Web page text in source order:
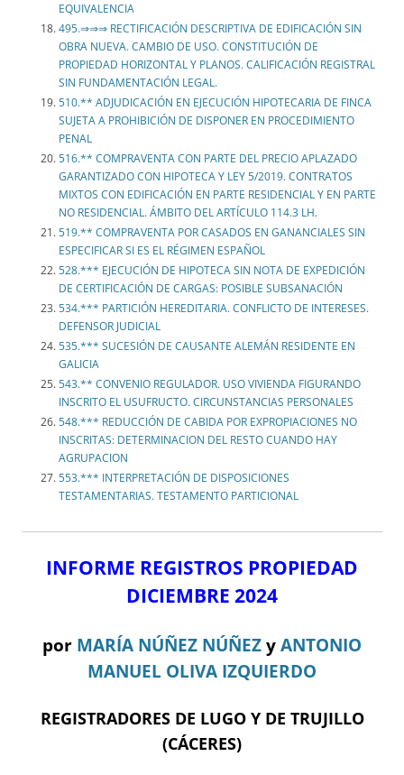
EQUIVALENCIA
495.⇒⇒⇒ RECTIFICACIÓN DESCRIPTIVA DE EDIFICACIÓN SIN
OBRA NUEVA. CAMBIO DE USO. CONSTITUCIÓN DE
PROPIEDAD HORIZONTAL Y PLANOS. CALIFICACIÓN REGISTRAL
SIN FUNDAMENTACIÓN LEGAL.
510.** ADJUDICACIÓN EN EJECUCIÓN HIPOTECARIA DE FINCA
SUJETA A PROHIBICIÓN DE DISPONER EN PROCEDIMIENTO
PENAL
516.** COMPRAVENTA CON PARTE DEL PRECIO APLAZADO
GARANTIZADO CON HIPOTECA Y LEY 5/2019. CONTRATOS
MIXTOS CON EDIFICACIÓN EN PARTE RESIDENCIAL Y EN PARTE
NO RESIDENCIAL. ÁMBITO DEL ARTÍCULO 114.3 LH.
519.** COMPRAVENTA POR CASADOS EN GANANCIALES SIN
ESPECIFICAR SI ES EL RÉGIMEN ESPAÑOL
528.*** EJECUCIÓN DE HIPOTECA SIN NOTA DE EXPEDICIÓN
DE CERTIFICACIÓN DE CARGAS: POSIBLE SUBSANACIÓN
534.*** PARTICIÓN HEREDITARIA. CONFLICTO DE INTERESES.
DEFENSOR JUDICIAL
535.*** SUCESIÓN DE CAUSANTE ALEMÁN RESIDENTE EN
GALICIA
543.** CONVENIO REGULADOR. USO VIVIENDA FIGURANDO
INSCRITO EL USUFRUCTO. CIRCUNSTANCIAS PERSONALES
548.*** REDUCCIÓN DE CABIDA POR EXPROPIACIONES NO
INSCRITAS: DETERMINACION DEL RESTO CUANDO HAY
AGRUPACION
553.*** INTERPRETACIÓN DE DISPOSICIONES
TESTAMENTARIAS. TESTAMENTO PARTICIONAL
INFORME REGISTROS PROPIEDAD
DICIEMBRE 2024
por MARÍA NÚÑEZ NÚÑEZ y ANTONIO
MANUEL OLIVA IZQUIERDO
REGISTRADORES DE LUGO Y DE TRUJILLO
(CÁCERES)